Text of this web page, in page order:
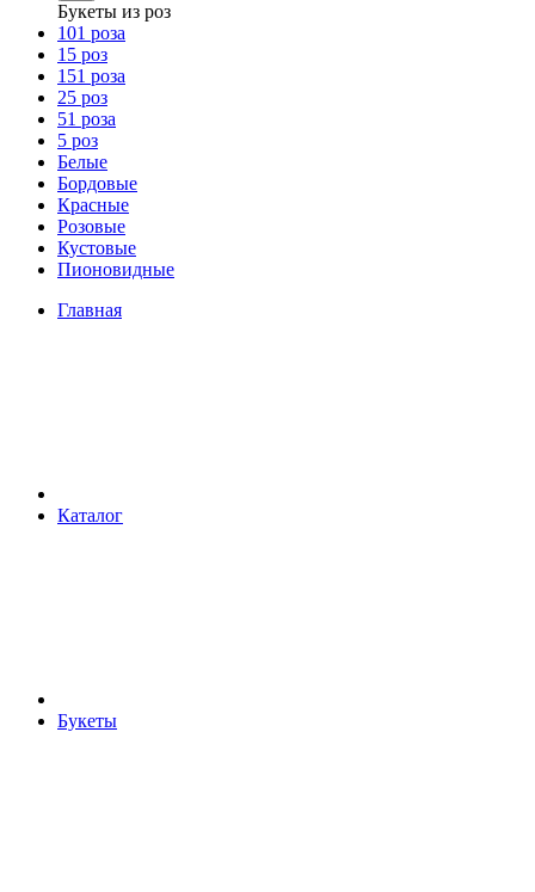
Букеты из роз
101 роза
15 роз
151 роза
25 роз
51 роза
5 роз
Белые
Бордовые
Красные
Розовые
Кустовые
Пионовидные
Главная
Каталог
Букеты